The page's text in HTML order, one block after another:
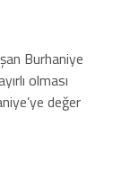
Burhaniye
olması
değer